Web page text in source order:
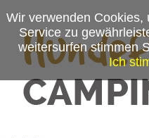
Campingplatzmenü
Wir verwenden Cookies,
Service zu
weitersurfen stimmen
Ich